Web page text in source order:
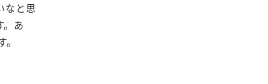
なと思
。あ